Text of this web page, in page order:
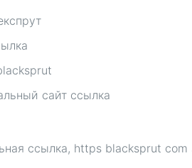
сайт ссылка
ссылка, https blacksprut